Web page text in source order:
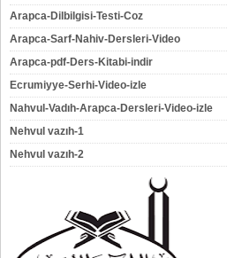
Arapca-Dilbilgisi-Testi-Coz
Arapca-Sarf-Nahiv-Dersleri-Video
Arapca-pdf-Ders-Kitabi-indir
Ecrumiyye-Serhi-Video-izle
Nahvul-Vadıh-Arapca-Dersleri-Video-izle
Nehvul vazıh-1
Nehvul vazıh-2